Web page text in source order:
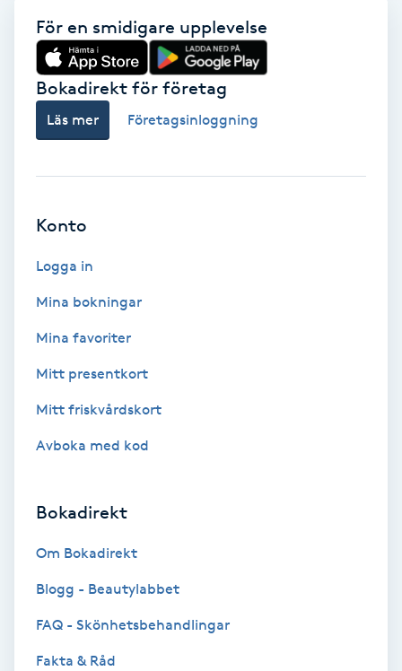
Friskvård
Färgning
Föning
Gel naglar
Gravidmassage
Gravidyoga
För en smidigare upplevelse
Bokadirekt för företag
Läs mer Företagsinloggning
Konto
Logga in
Mina bokningar
Mina favoriter
Mitt presentkort
Mitt friskvårdskort
Avboka med kod
Bokadirekt
Om Bokadirekt
Blogg - Beautylabbet
FAQ - Skönhetsbehandlingar
Fakta & Råd